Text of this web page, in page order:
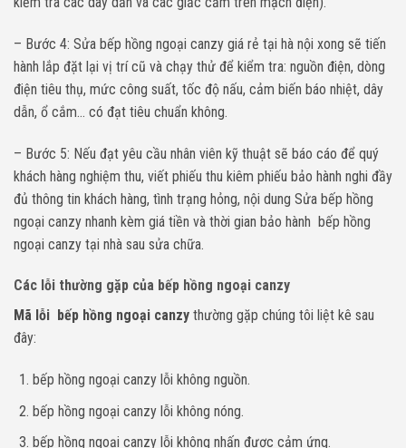
– Bước 4: Sửa bếp hồng ngoại canzy giá rẻ tại hà nội xong sẽ tiến
hành lắp đặt lại vị trí cũ và chạy thử để kiểm tra: nguồn điện, dòng
điện tiêu thụ, mức công suất, tốc độ nấu, cảm biến báo nhiệt, dây
dẫn, ổ cắm… có đạt tiêu chuẩn không.
– Bước 5: Nếu đạt yêu cầu nhân viên kỹ thuật sẽ báo cáo để quý
khách hàng nghiệm thu, viết phiếu thu kiêm phiếu bảo hành nghi đầy
đủ thông tin khách hàng, tình trạng hỏng, nội dung Sửa bếp hồng
ngoại canzy nhanh kèm giá tiền và thời gian bảo hành bếp hồng
ngoại canzy tại nhà sau sửa chữa.
Các lỗi thường gặp của bếp hồng ngoại canzy
Mã lỗi bếp hồng ngoại canzy thường gặp chúng tôi liệt kê sau
đây:
bếp hồng ngoại canzy lỗi không nguồn.
bếp hồng ngoại canzy lỗi không nóng.
bếp hồng ngoại canzy lỗi không nhấn được cảm ứng.